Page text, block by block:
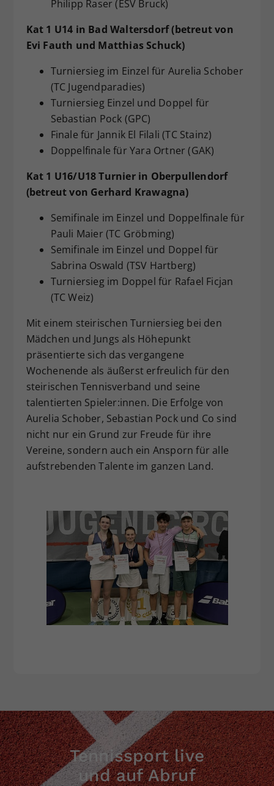
Philipp Raser (ESV Bruck)
Kat 1 U14 in Bad Waltersdorf (betreut von
Evi Fauth und Matthias Schuck)
Turniersieg im Einzel für Aurelia Schober
(TC Jugendparadies)
Turniersieg Einzel und Doppel für
Sebastian Pock (GPC)
Finale für Jannik El Filali (TC Stainz)
Doppelfinale für Yara Ortner (GAK)
Kat 1 U16/U18 Turnier in Oberpullendorf
(betreut von Gerhard Krawagna)
Semifinale im Einzel und Doppelfinale für
Pauli Maier (TC Gröbming)
Semifinale im Einzel und Doppel für
Sabrina Oswald (TSV Hartberg)
Turniersieg im Doppel für Rafael Ficjan
(TC Weiz)
Mit einem steirischen Turniersieg bei den
Mädchen und Jungs als Höhepunkt
präsentierte sich das vergangene
Wochenende als äußerst erfreulich für den
steirischen Tennisverband und seine
talentierten Spieler:innen. Die Erfolge von
Aurelia Schober, Sebastian Pock und Co sind
nicht nur ein Grund zur Freude für ihre
Vereine, sondern auch ein Ansporn für alle
aufstrebenden Talente im ganzen Land.
Tennissport live
und auf Abruf